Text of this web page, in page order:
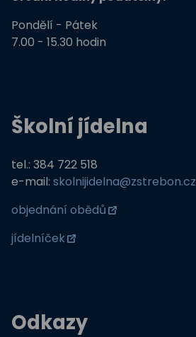
Pondělí - Pátek
7.00 - 15.30 hodin
Školní jídelna
tel.: 384 722 518
e-mail: skolnijidelna@zstrebon.cz
objednání obědů
jídelníček
Odkazy